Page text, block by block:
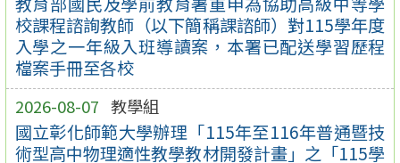
校課程諮詢教師（以下簡稱課諮師）對115學年度
入學之一年級入班導讀案，本署已配送學習歷程
檔案手冊至各校
2026-08-07 教學組
國立彰化師範大學辦理「115年至116年普通暨技
術型高中物理適性教學教材開發計畫」之「115學